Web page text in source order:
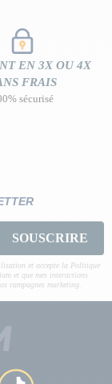
EN 3X OU 4X
FRAIS
sécurisé
SOUSCRIRE
et accepte la Politique
et que mes interactions
campagnes marketing.